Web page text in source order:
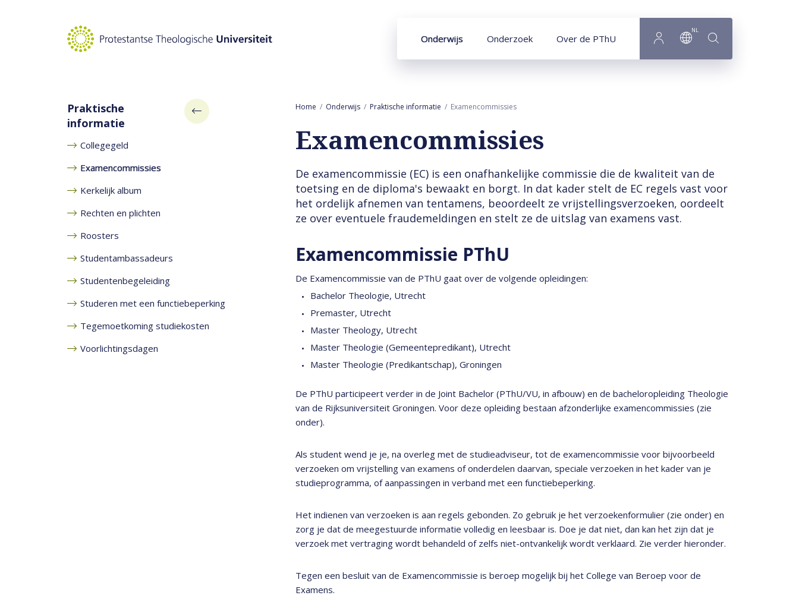
Onderwijs Onderzoek Over de PThU
NL
Praktische
informatie
Collegegeld
Examencommissies
Kerkelijk album
Rechten en plichten
Roosters
Studentambassadeurs
Studentenbegeleiding
Studeren met een functiebeperking
Tegemoetkoming studiekosten
Voorlichtingsdagen
Home Onderwijs Praktische informatie Examencommissies
Examencommissies
De examencommissie (EC) is een onafhankelijke commissie die de kwaliteit van de
toetsing en de diploma's bewaakt en borgt. In dat kader stelt de EC regels vast voor
het ordelijk afnemen van tentamens, beoordeelt ze vrijstellingsverzoeken, oordeelt
ze over eventuele fraudemeldingen en stelt ze de uitslag van examens vast.
Examencommissie PThU
De Examencommissie van de PThU gaat over de volgende opleidingen:
Bachelor Theologie, Utrecht
Premaster, Utrecht
Master Theology, Utrecht
Master Theologie (Gemeentepredikant), Utrecht
Master Theologie (Predikantschap), Groningen
De PThU participeert verder in de Joint Bachelor (PThU/VU, in afbouw) en de bacheloropleiding Theologie
van de Rijksuniversiteit Groningen. Voor deze opleiding bestaan afzonderlijke examencommissies (zie
onder).
Als student wend je je, na overleg met de studieadviseur, tot de examencommissie voor bijvoorbeeld
verzoeken om vrijstelling van examens of onderdelen daarvan, speciale verzoeken in het kader van je
studieprogramma, of aanpassingen in verband met een functiebeperking.
Het indienen van verzoeken is aan regels gebonden. Zo gebruik je het verzoekenformulier (zie onder) en
zorg je dat de meegestuurde informatie volledig en leesbaar is. Doe je dat niet, dan kan het zijn dat je
verzoek met vertraging wordt behandeld of zelfs niet-ontvankelijk wordt verklaard. Zie verder hieronder.
Tegen een besluit van de Examencommissie is beroep mogelijk bij het College van Beroep voor de
Examens.